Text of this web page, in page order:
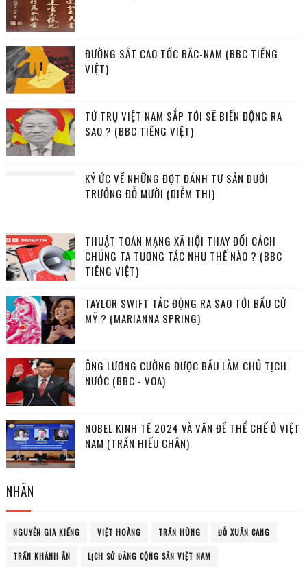
ĐƯỜNG SẮT CAO TỐC BẮC-NAM (BBC TIẾNG
VIỆT)
TỨ TRỤ VIỆT NAM SẮP TỚI SẼ BIẾN ĐỘNG RA
SAO ? (BBC TIẾNG VIỆT)
KÝ ỨC VỀ NHỮNG ĐỢT ĐÁNH TƯ SẢN DƯỚI
TRƯỚNG ĐỖ MƯỜI (DIỄM THI)
THUẬT TOÁN MẠNG XÃ HỘI THAY ĐỔI CÁCH
CHÚNG TA TƯƠNG TÁC NHƯ THẾ NÀO ? (BBC
TIẾNG VIỆT)
TAYLOR SWIFT TÁC ĐỘNG RA SAO TỚI BẦU CỬ
MỸ ? (MARIANNA SPRING)
ÔNG LƯƠNG CƯỜNG ĐƯỢC BẦU LÀM CHỦ TỊCH
NƯỚC (BBC - VOA)
NOBEL KINH TẾ 2024 VÀ VẤN ĐỀ THỂ CHẾ Ở VIỆT
NAM (TRẦN HIẾU CHÂN)
NHÃN
NGUYỄN GIA KIỂNG VIỆT HOÀNG TRẦN HÙNG ĐỖ XUÂN CANG
TRẦN KHÁNH ÂN LỊCH SỬ ĐẢNG CỘNG SẢN VIỆT NAM